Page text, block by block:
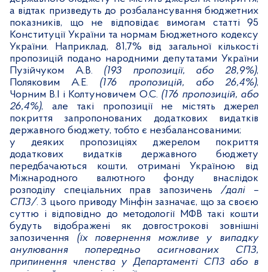
а відтак призведуть до розбалансування бюджетних
показників, що не відповідає вимогам статті 95
Конституції України та нормам Бюджетного кодексу
України. Наприклад, 81,7% від загальної кількості
пропозицій подано народними депутатами України
Пузійчуком А.В. (193 пропозиції, або 28,9%),
Поляковим А.Е. (176 пропозицій, або 26,4%),
Чорним В.І і Колтуновичем О.С. (176 пропозицій, або
26,4%), але такі пропозиції не містять джерел
покриття запропонованих додаткових видатків
державного бюджету, тобто є незбалансованими;
у деяких пропозиціях джерелом покриття
додаткових видатків державного бюджету
передбачаються кошти, отримані Україною від
Міжнародного валютного фонду внаслідок
розподілу спеціальних прав запозичень /далі –
СПЗ/. З цього приводу Мінфін зазначає, що за своєю
суттю і відповідно до методології МФВ такі кошти
будуть відображені як довгострокові зовнішні
запозичення (їх повернення можливе у випадку
анулювання попередньо асигнованих СПЗ,
припинення членства у Департаменті СПЗ або в